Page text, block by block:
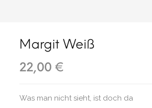
Margit Weiß
22,00 €
Was man nicht sieht, ist doch da